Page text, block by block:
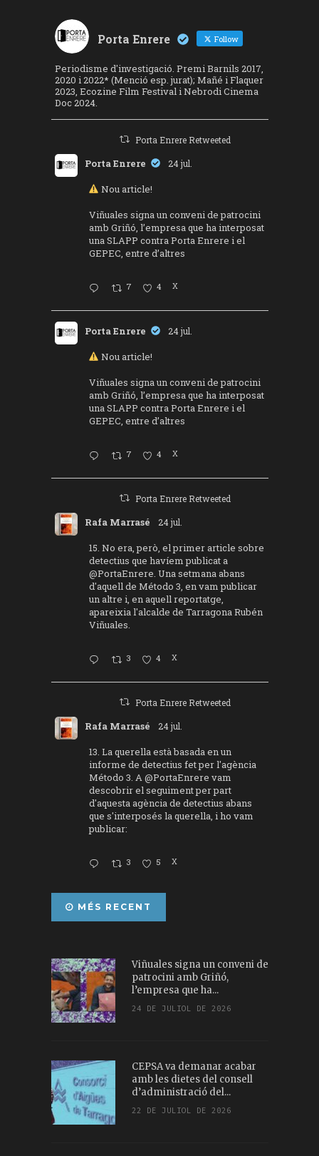
Porta Enrere Follow
Periodisme d'investigació. Premi Barnils 2017,
2020 i 2022* (Menció esp. jurat); Mañé i Flaquer
2023, Ecozine Film Festival i Nebrodi Cinema
Doc 2024.
Porta Enrere Retweeted
Porta Enrere 24 jul.
Nou article!
Viñuales signa un conveni de patrocini
amb Griñó, l’empresa que ha interposat
una SLAPP contra Porta Enrere i el
GEPEC, entre d’altres
7 4 X
Porta Enrere 24 jul.
Nou article!
Viñuales signa un conveni de patrocini
amb Griñó, l’empresa que ha interposat
una SLAPP contra Porta Enrere i el
GEPEC, entre d’altres
7 4 X
Porta Enrere Retweeted
Rafa Marrasé 24 jul.
15. No era, però, el primer article sobre
detectius que havíem publicat a
@PortaEnrere. Una setmana abans
d'aquell de Método 3, en vam publicar
un altre i, en aquell reportatge,
apareixia l'alcalde de Tarragona Rubén
Viñuales.
3 4 X
Porta Enrere Retweeted
Rafa Marrasé 24 jul.
13. La querella està basada en un
informe de detectius fet per l'agència
Método 3. A@PortaEnrere vam
descobrir el seguiment per part
d'aquesta agència de detectius abans
que s'interposés la querella, i ho vam
publicar:
3 5 X
MÉS RECENT
Viñuales signa un conveni de
patrocini amb Griñó,
l’empresa que ha...
24 DE JULIOL DE 2026
CEPSA va demanar acabar
amb les dietes del consell
d’administració del...
22 DE JULIOL DE 2026